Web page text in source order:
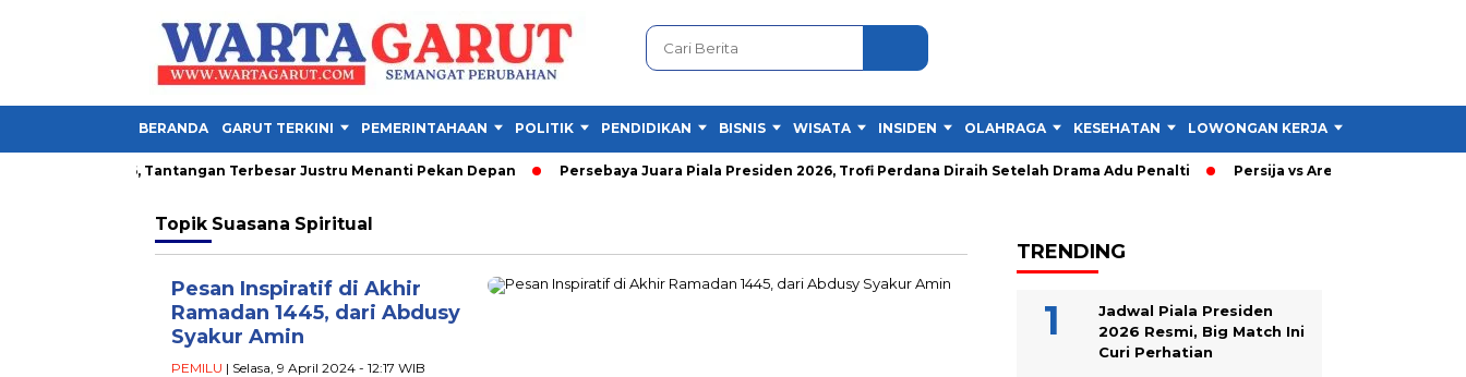
BERANDA GARUT TERKINI PEMERINTAHAAN POLITIK PENDIDIKAN BISNIS WISATA INSIDEN OLAHRAGA KESEHATAN LOWONGAN KERJA
Presiden 2026, Tantangan Terbesar Justru Menanti Pekan Depan Persebaya Juara Piala Presiden 2026, Trofi Perdana Diraih Setelah Drama Adu Penalti Persija vs Arema: Persija Menang
Topik Suasana Spiritual
Pesan Inspiratif di Akhir
Ramadan 1445, dari Abdusy
Syakur Amin
PEMILU | Selasa, 9 April 2024 - 12:17 WIB
TRENDING
Jadwal Piala Presiden
2026 Resmi, Big Match Ini
Curi Perhatian